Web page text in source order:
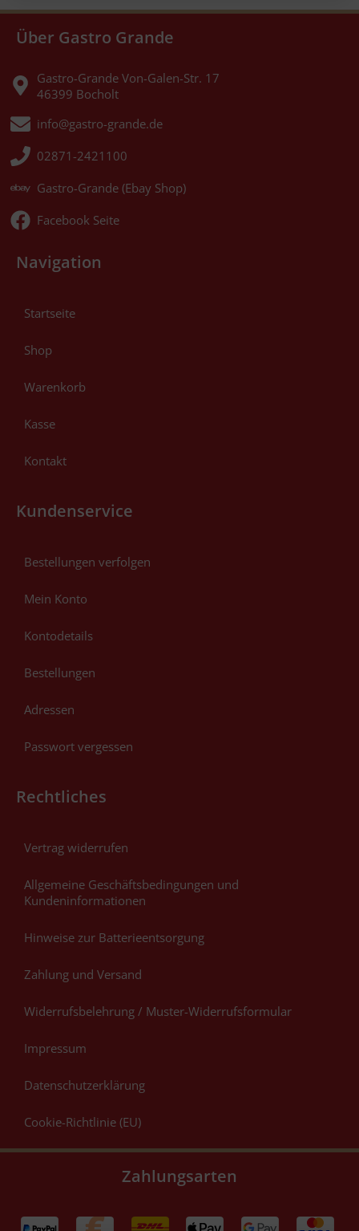
Über Gastro Grande
Gastro-Grande Von-Galen-Str. 17
46399 Bocholt
info@gastro-grande.de
02871-2421100
Gastro-Grande (Ebay Shop)
Facebook Seite
Navigation
Startseite
Shop
Warenkorb
Kasse
Kontakt
Kundenservice
Bestellungen verfolgen
Mein Konto
Kontodetails
Bestellungen
Adressen
Passwort vergessen
Rechtliches
Vertrag widerrufen
Allgemeine Geschäftsbedingungen und
Kundeninformationen
Hinweise zur Batterieentsorgung
Zahlung und Versand
Widerrufsbelehrung / Muster-Widerrufsformular
Impressum
Datenschutzerklärung
Cookie-Richtlinie (EU)
Zahlungsarten